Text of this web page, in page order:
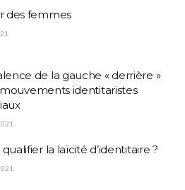
des femmes
de la gauche « derrière »
identitaristes
la laïcité d’identitaire ?